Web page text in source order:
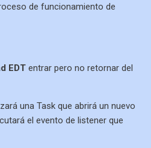
de funcionamiento de
EDT entrar pero no retornar del
una Task que abrirá un nuevo
el evento de listener que